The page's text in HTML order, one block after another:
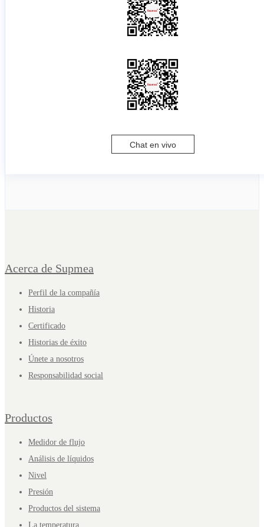
Chat en vivo
Acerca de Supmea
Perfil de la compañía
Historia
Certificado
Historias de éxito
Únete a nosotros
Responsabilidad social
Productos
Medidor de flujo
Análisis de líquidos
Nivel
Presión
Productos del sistema
La temperatura